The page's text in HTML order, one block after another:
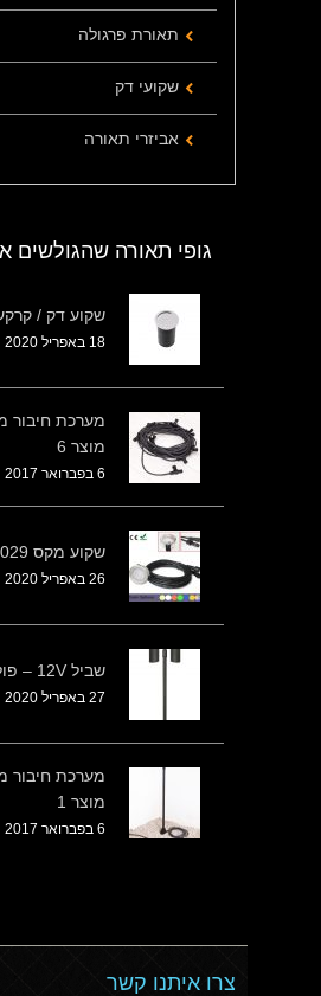
תאורת פרגולה
שקועי דק
אביזרי תאורה
גופי תאורה שהגולשים
שקוע דק / קרקע
18 באפריל 2020
מערכת חיבור
מוצר 6
6 בפברואר 2017
שקוע מקס 56-029
26 באפריל 2020
שביל 12V – פול כפול B
27 באפריל 2020
מערכת חיבור
מוצר 1
6 בפברואר 2017
צרו איתנו קשר